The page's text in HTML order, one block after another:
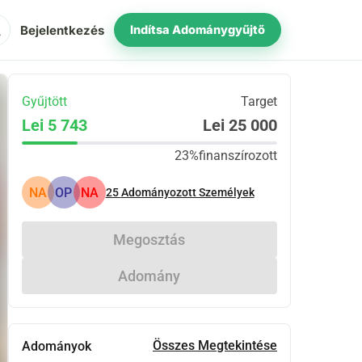
Bejelentkezés Indítsa Adománygyűjtő
Gyűjtött Target
Lei 5 743 Lei 25 000
23%finanszírozott
NA OP NA 25Adományozott Személyek
Megosztás
Adomány
Adományok Összes Megtekintése